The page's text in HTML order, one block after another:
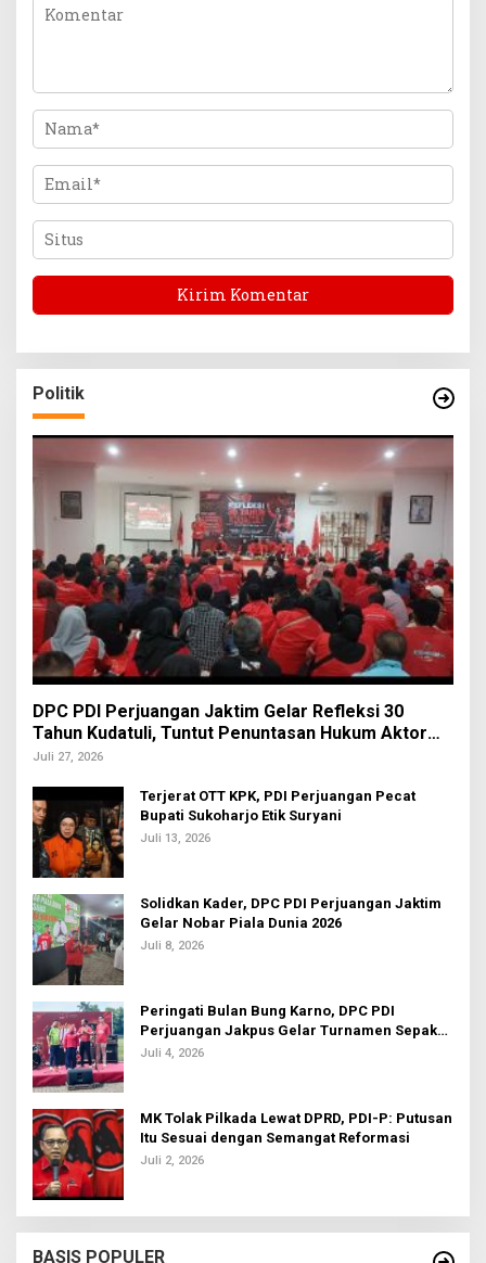
Politik
DPC PDI Perjuangan Jaktim Gelar Refleksi 30
Tahun Kudatuli, Tuntut Penuntasan Hukum Aktor
Intelektual
Juli 27, 2026
Terjerat OTT KPK, PDI Perjuangan Pecat
Bupati Sukoharjo Etik Suryani
Juli 13, 2026
Solidkan Kader, DPC PDI Perjuangan Jaktim
Gelar Nobar Piala Dunia 2026
Juli 8, 2026
Peringati Bulan Bung Karno, DPC PDI
Perjuangan Jakpus Gelar Turnamen Sepak
Bola U-20
Juli 4, 2026
MK Tolak Pilkada Lewat DPRD, PDI-P: Putusan
Itu Sesuai dengan Semangat Reformasi
Juli 2, 2026
BASIS POPULER